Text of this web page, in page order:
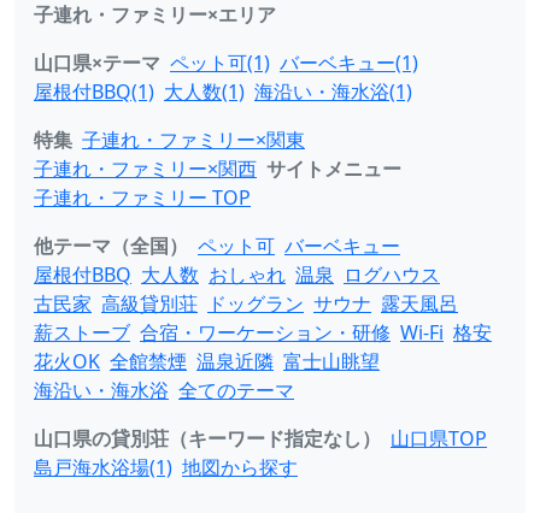
子連れ・ファミリー×エリア
山口県×テーマ ペット可(1) バーベキュー(1)
屋根付BBQ(1) 大人数(1) 海沿い・海水浴(1)
特集 子連れ・ファミリー×関東
子連れ・ファミリー×関西 サイトメニュー
子連れ・ファミリー TOP
他テーマ（全国）
ペット可 バーベキュー
屋根付BBQ 大人数 おしゃれ 温泉 ログハウス
古民家 高級貸別荘 ドッグラン サウナ 露天風呂
薪ストーブ 合宿・ワーケーション・研修 Wi-Fi 格安
花火OK 全館禁煙 温泉近隣 富士山眺望
海沿い・海水浴 全てのテーマ
山口県の貸別荘（キーワード指定なし）
山口県TOP
島戸海水浴場(1) 地図から探す